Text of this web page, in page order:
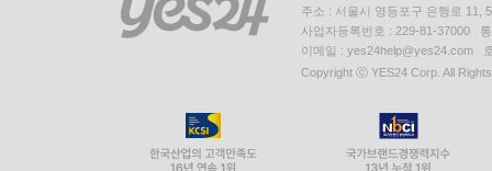
주소 : 서울시 영등포구 은행로 11,
사업자등록번호 : 229-81-37000
이메일 : yes24help@yes24.com
Copyright ⓒ YES24 Corp. All